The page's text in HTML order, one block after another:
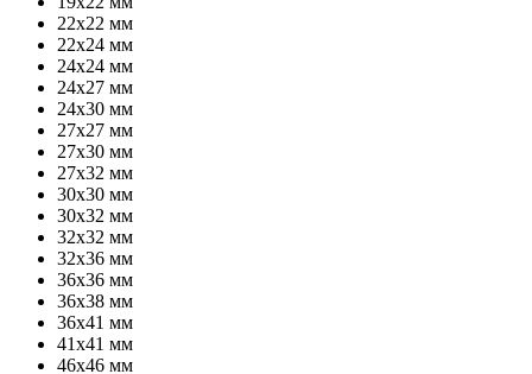
22х22 мм
22х24 мм
24х24 мм
24х27 мм
24х30 мм
27х27 мм
27х30 мм
27х32 мм
30х30 мм
30х32 мм
32х32 мм
32х36 мм
36х36 мм
36х38 мм
36х41 мм
41х41 мм
46х46 мм